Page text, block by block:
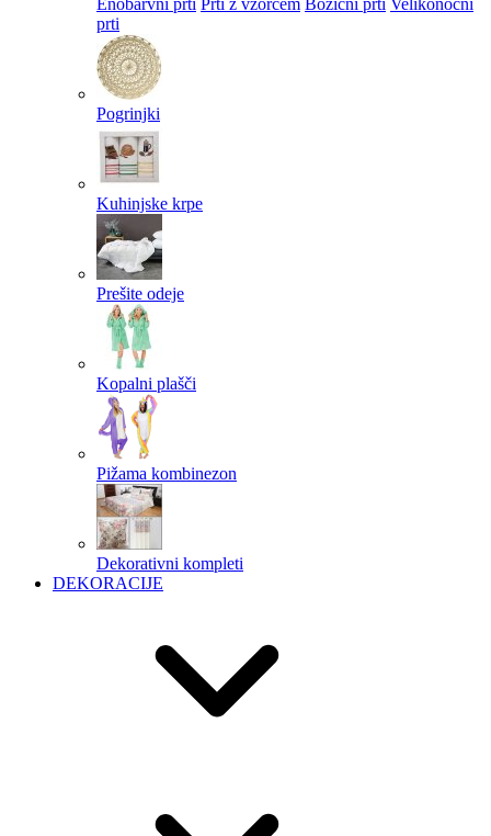
Enobarvni prti Prti z vzorcem Božični prti Velikonočni
prti​
Pogrinjki
Kuhinjske krpe
Prešite odeje
Kopalni plašči
Pižama kombinezon
Dekorativni kompleti
DEKORACIJE